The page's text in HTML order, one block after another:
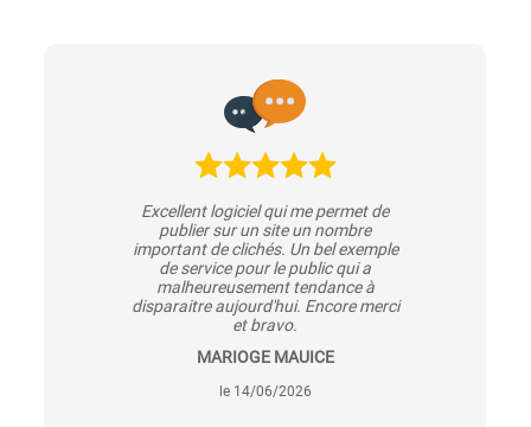
Excellent logiciel qui me permet de
publier sur un site un nombre
important de clichés. Un bel exemple
de service pour le public qui a
malheureusement tendance à
disparaitre aujourd'hui. Encore merci
et bravo.
MARIOGE MAUICE
le 14/06/2026